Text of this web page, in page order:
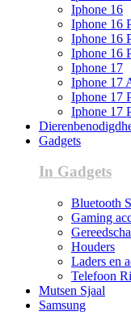
Iphone 16
Iphone 16
Iphone 16
Iphone 16
Iphone 17
Iphone 17
Iphone 17
Iphone 17
Gadgets
In Gadgets
Bluetooth
Gaming
Houders
Laders en
Telefoon
Mutsen Sjaal
Samsung